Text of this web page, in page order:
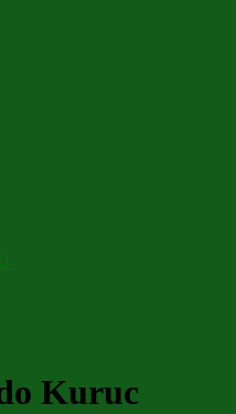
Kuruc